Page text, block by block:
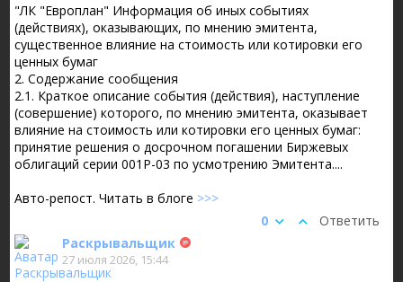
"ЛК "Европлан" Информация об иных событиях
(действиях), оказывающих, по мнению эмитента,
существенное влияние на стоимость или котировки его
ценных бумаг
2. Содержание сообщения
2.1. Краткое описание события (действия), наступление
(совершение) которого, по мнению эмитента, оказывает
влияние на стоимость или котировки его ценных бумаг:
принятие решения о досрочном погашении Биржевых
облигаций серии 001Р-03 по усмотрению Эмитента....
Авто-репост. Читать в блоге >>>
Ответить
0
Раскрывальщик
27 июля 2026, 15:44